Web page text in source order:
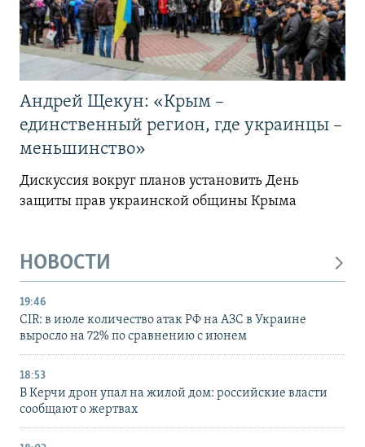
Андрей Щекун: «Крым –
единственный регион, где украинцы –
меньшинство»
Дискуссия вокруг планов установить День
защиты прав украинской общины Крыма
НОВОСТИ
19:46
CIR: в июле количество атак РФ на АЗС в Украине
выросло на 72% по сравнению с июнем
18:53
В Керчи дрон упал на жилой дом: российские власти
сообщают о жертвах